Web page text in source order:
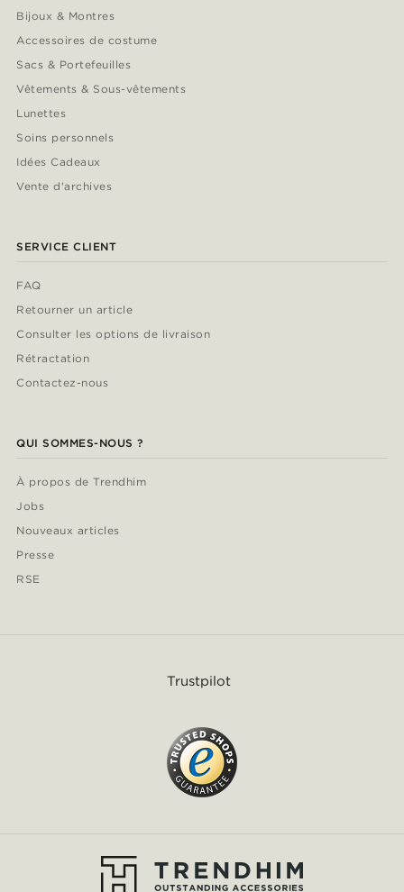
Bijoux & Montres
Accessoires de costume
Sacs & Portefeuilles
Vêtements & Sous-vêtements
Lunettes
Soins personnels
Idées Cadeaux
Vente d'archives
SERVICE CLIENT
FAQ
Retourner un article
Consulter les options de livraison
Rétractation
Contactez-nous
QUI SOMMES-NOUS ?
À propos de Trendhim
Jobs
Nouveaux articles
Presse
RSE
Trustpilot